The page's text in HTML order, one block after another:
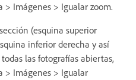
> Imágenes > Igualar zoom.
(esquina superior
inferior derecha y así
las fotografías abiertas,
> Imágenes > Igualar